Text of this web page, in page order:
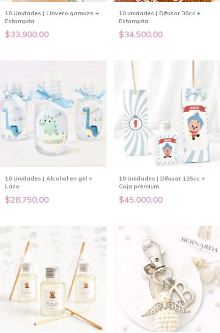
10 Unidades | Llavero gamuza +
Estampita
$33.900,00
10 unidades | Difusor 30cc +
Estampita
$34.500,00
10 Unidades | Alcohol en gel +
Lazo
$28.750,00
10 Unidades | Difusor 125cc +
Caja premium
$45.000,00